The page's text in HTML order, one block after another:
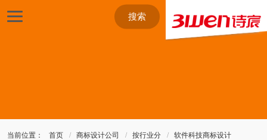
搜索
当前位置： 首页 商标设计公司 按行业分 软件科技商标设计